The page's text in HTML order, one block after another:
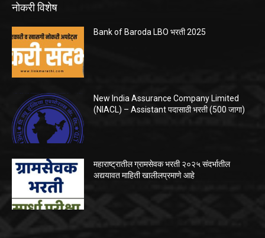
नोकरी विशेष
Bank of Baroda LBO भरती 2025
New India Assurance Company Limited
(NIACL) – Assistant पदासाठी भरती (500 जागा)
महाराष्ट्रातील ग्रामसेवक भरती २०२५ संदर्भातील
अद्ययावत माहिती खालीलप्रमाणे आहे